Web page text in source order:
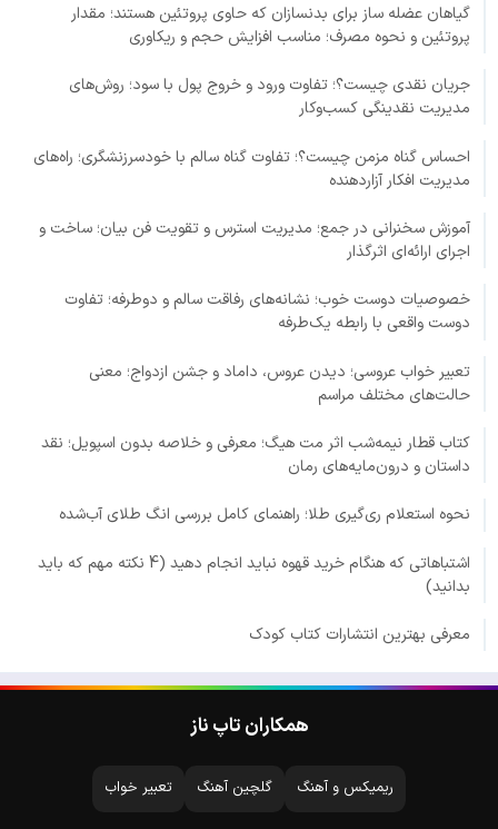
گیاهان عضله ساز برای بدنسازان که حاوی پروتئین هستند؛ مقدار
پروتئین و نحوه مصرف؛ مناسب افزایش حجم و ریکاوری
جریان نقدی چیست؟؛ تفاوت ورود و خروج پول با سود؛ روش‌های
مدیریت نقدینگی کسب‌وکار
احساس گناه مزمن چیست؟؛ تفاوت گناه سالم با خودسرزنشگری؛ راه‌های
مدیریت افکار آزاردهنده
آموزش سخنرانی در جمع؛ مدیریت استرس و تقویت فن بیان؛ ساخت و
اجرای ارائه‌ای اثرگذار
خصوصیات دوست خوب؛ نشانه‌های رفاقت سالم و دوطرفه؛ تفاوت
دوست واقعی با رابطه یک‌طرفه
تعبیر خواب عروسی؛ دیدن عروس، داماد و جشن ازدواج؛ معنی
حالت‌های مختلف مراسم
کتاب قطار نیمه‌شب اثر مت هیگ؛ معرفی و خلاصه بدون اسپویل؛ نقد
داستان و درون‌مایه‌های رمان
نحوه استعلام ری‌گیری طلا؛ راهنمای کامل بررسی انگ طلای آب‌شده
اشتباهاتی که هنگام خرید قهوه نباید انجام دهید (4 نکته مهم که باید
بدانید)
معرفی بهترین انتشارات کتاب کودک
همکاران تاپ ناز
ریمیکس و آهنگ گلچین آهنگ تعبیر خواب